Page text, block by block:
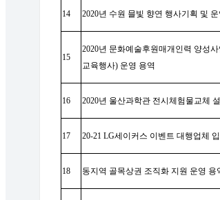
14 2020년 수원 믈빛 향연 행사기획 및 운
15
2020년 문화예술후원매개인력 양성사
교육행사) 운영 용역
16 2020년 울산과학관 전시체험물교체
17 20-21 LG세이커스 이벤트 대행업체
18 동지역 골목상권 조직화 지원 운영 용